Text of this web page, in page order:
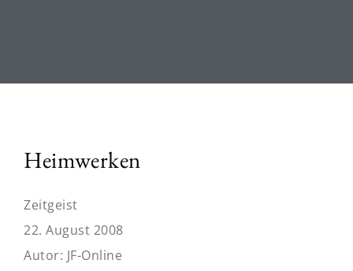
Heimwerken
Zeitgeist
22. August 2008
Autor: JF-Online